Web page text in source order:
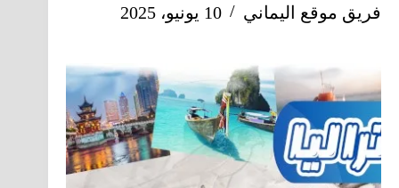
فريق موقع اليماني 10 يونيو، 2025